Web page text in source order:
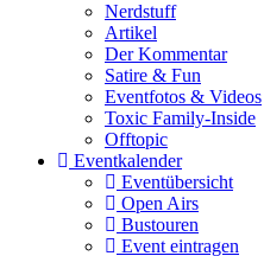
Nerdstuff
Artikel
Der Kommentar
Satire & Fun
Eventfotos & Videos
Toxic Family-Inside
Offtopic
Eventkalender
Eventübersicht
Open Airs
Bustouren
Event eintragen